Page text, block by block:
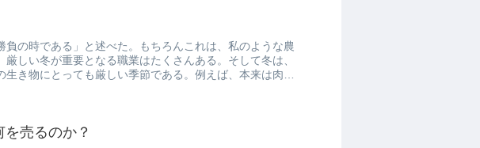
負の時である」と述べた。もちろんこれは、私のような農
しい冬が重要となる職業はたくさんある。そして冬は、
き物にとっても厳しい季節である。例えば、本来は肉食
売るのか？